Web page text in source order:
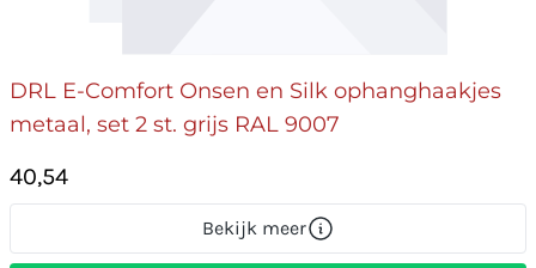
DRL E-Comfort Onsen en Silk ophanghaakjes
metaal, set 2 st. grijs RAL 9007
40,54
Bekijk meer